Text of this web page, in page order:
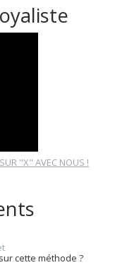
"X" AVEC NOUS !
cette méthode ?